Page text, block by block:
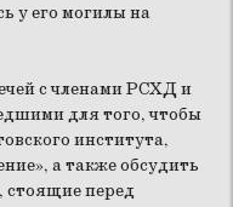
у его могилы на
с членами РСХД и
для того, чтобы
института,
а также обсудить
стоящие перед